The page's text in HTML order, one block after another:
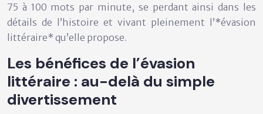
75 à 100 mots par minute, se perdant ainsi dans les
détails de l’histoire et vivant pleinement l’*évasion
littéraire* qu’elle propose.
Les bénéfices de l’évasion
littéraire : au-delà du simple
divertissement